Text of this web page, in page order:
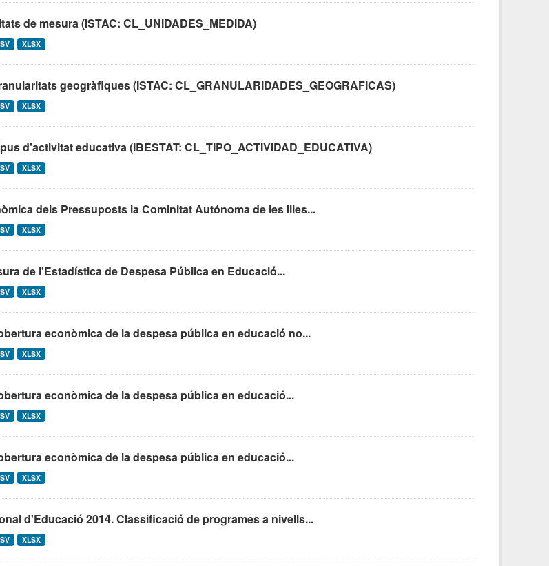
de mesura (ISTAC: CL_UNIDADES_MEDIDA)
XLSX
geogràfiques (ISTAC: CL_GRANULARIDADES_GEOGRAFICAS)
XLSX
d'activitat educativa (IBESTAT: CL_TIPO_ACTIVIDAD_EDUCATIVA)
XLSX
dels Pressuposts la Cominitat Autónoma de les Illes...
XLSX
de l'Estadística de Despesa Pública en Educació...
XLSX
econòmica de la despesa pública en educació no...
XLSX
econòmica de la despesa pública en educació...
XLSX
econòmica de la despesa pública en educació...
XLSX
d'Educació 2014. Classificació de programes a nivells...
XLSX